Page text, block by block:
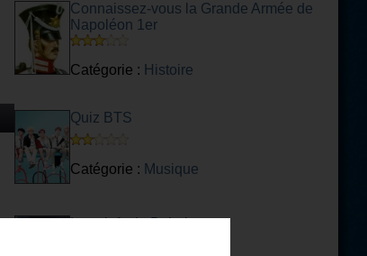
Connaissez-vous la Grande Armée de
Napoléon 1er
Catégorie : Histoire
Quiz BTS
Catégorie : Musique
Les clefs de Babel